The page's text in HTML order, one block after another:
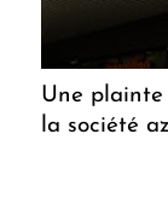
Une plainte
la société